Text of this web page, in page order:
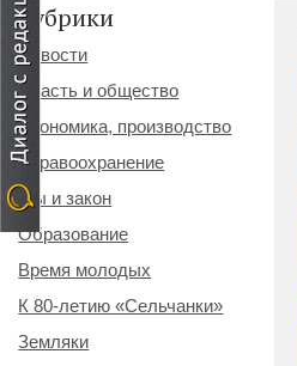
Рубрики
Новости
Власть и общество
Экономика, производство
Здравоохранение
Мы и закон
Образование
Время молодых
К 80-летию «Сельчанки»
Земляки